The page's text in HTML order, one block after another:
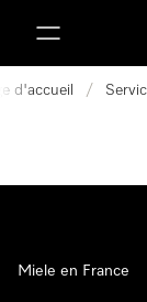
d'accueil /
Miele en France